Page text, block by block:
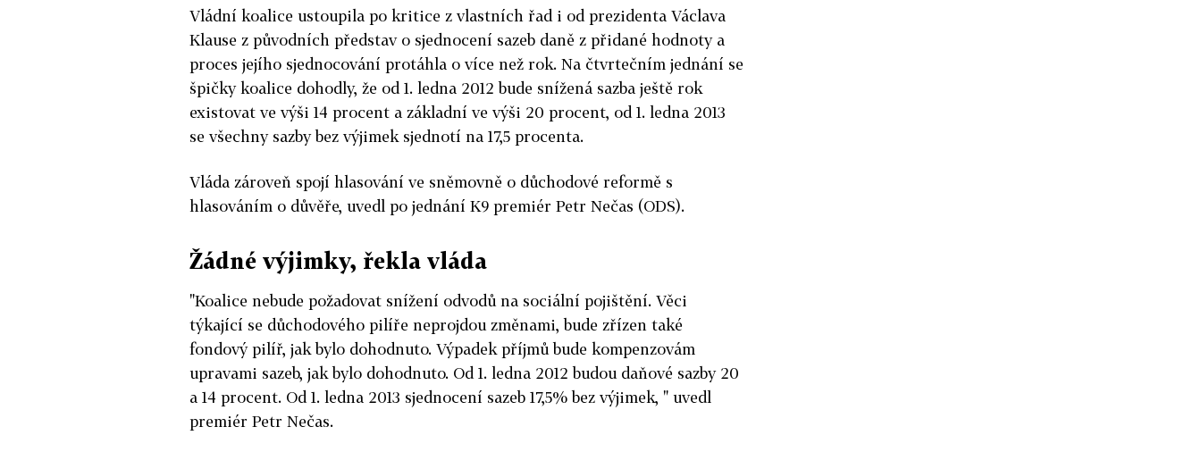
Vládní koalice ustoupila po kritice z vlastních řad i od prezidenta Václava
Klause z původních představ o sjednocení sazeb daně z přidané hodnoty a
proces jejího sjednocování protáhla o více než rok. Na čtvrtečním jednání se
špičky koalice dohodly, že od 1. ledna 2012 bude snížená sazba ještě rok
existovat ve výši 14 procent a základní ve výši 20 procent, od 1. ledna 2013
se všechny sazby bez výjimek sjednotí na 17,5 procenta.
Vláda zároveň spojí hlasování ve sněmovně o důchodové reformě s
hlasováním o důvěře, uvedl po jednání K9 premiér Petr Nečas (ODS).
Žádné výjimky, řekla vláda
"Koalice nebude požadovat snížení odvodů na sociální pojištění. Věci
týkající se důchodového pilíře neprojdou změnami, bude zřízen také
fondový pilíř, jak bylo dohodnuto. Výpadek příjmů bude kompenzovám
upravami sazeb, jak bylo dohodnuto. Od 1. ledna 2012 budou daňové sazby 20
a 14 procent. Od 1. ledna 2013 sjednocení sazeb 17,5% bez výjimek, " uvedl
premiér Petr Nečas.